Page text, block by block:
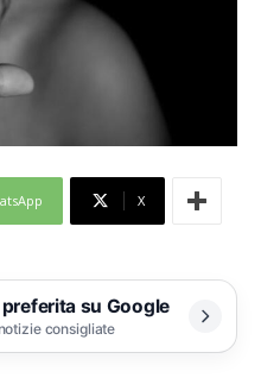
X
su Google
consigliate